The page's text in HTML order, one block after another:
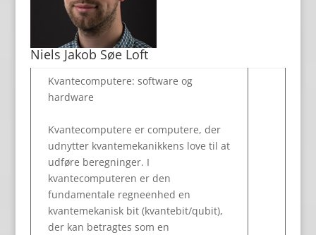
Niels Jakob Søe Loft
Kvantecomputere: software og
hardware
Kvantecomputere er computere, der
udnytter kvantemekanikkens love til at
udføre beregninger. I
kvantecomputeren er den
fundamentale regneenhed en
kvantemekanisk bit (kvantebit/qubit),
der kan betragtes som en